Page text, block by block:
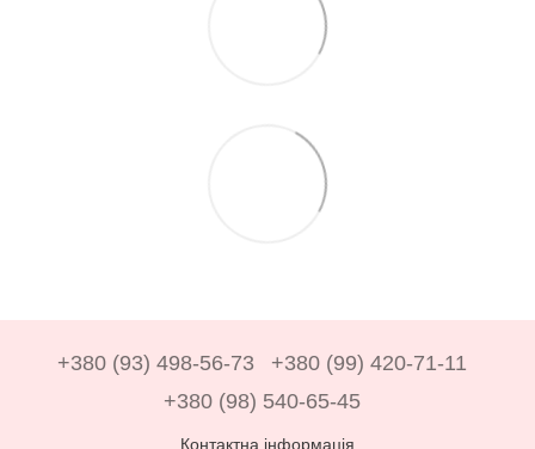
+380 (93) 498-56-73
+380 (99) 420-71-11
+380 (98) 540-65-45
Контактна інформація